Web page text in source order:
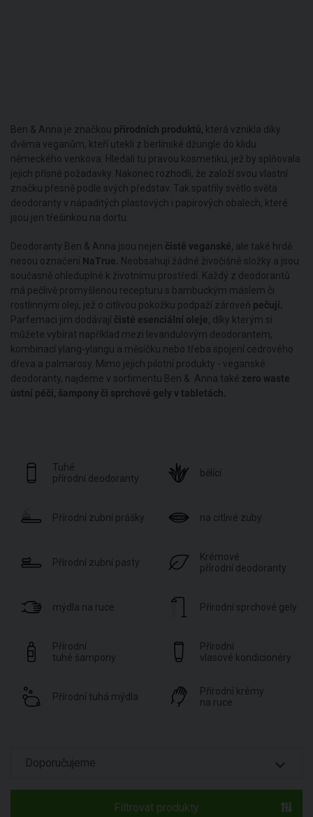
Ben & Anna je značkou přírodních produktů, která vznikla díky
dvěma veganům, kteří utekli z berlínské džungle do klidu
německého venkova. Hledali tu pravou kosmetiku, jež by splňovala
jejich přísné požadavky. Nakonec rozhodli, že založí svou vlastní
značku přesně podle svých představ. Tak spatřily světlo světa
deodoranty v nápaditých plastových i papírových obalech, které
jsou jen třešinkou na dortu.
Deodoranty Ben & Anna jsou nejen čistě veganské, ale také hrdě
nesou označení NaTrue. Neobsahují žádné živočišné složky a jsou
současně ohleduplné k životnímu prostředí. Každý z deodorantů
má pečlivě promyšlenou recepturu s bambuckým máslem či
rostlinnými oleji, jež o citlivou pokožku podpaží zároveň pečují.
Parfemaci jim dodávají čisté esenciální oleje, díky kterým si
můžete vybírat například mezi levandulovým deodorantem,
kombinací ylang-ylangu a měsíčku nebo třeba spojení cedrového
dřeva a palmarosy. Mimo jejich pilotní produkty - veganské
deodoranty, najdeme v sortimentu Ben & Anna také zero waste
ústní péči, šampony či sprchové gely v tabletách.
Tuhé
přírodní deodoranty
bělící
Přírodní zubní prášky na citlivé zuby
Přírodní zubní pasty
Krémové
přírodní deodoranty
mýdla na ruce Přírodní sprchové gely
Přírodní
tuhé šampony
Přírodní
vlasové kondicionéry
Přírodní tuhá mýdla
Přírodní krémy
na ruce
Filtrovat produkty